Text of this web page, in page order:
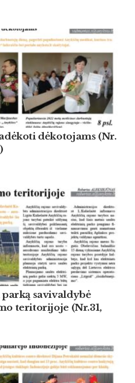
dėkotojams (Nr.
parką savivaldybė
teritorijoje (Nr.31,